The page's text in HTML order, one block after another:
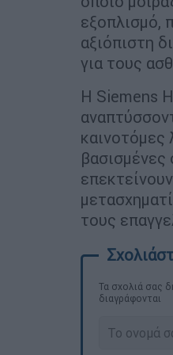
εξοπλισμό,
αξιόπιστη
για τους
Η Siemens
καινοτόμες
τους
Τα σχολιά σας
διαγράφονται